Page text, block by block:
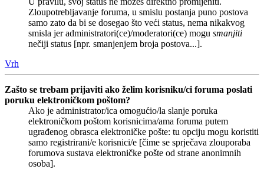
Zloupotrebljavanje foruma, u smislu postanja puno postova
samo zato da bi se dosegao što veći status, nema nikakvog
smisla jer administratori(ce)/moderatori(ce) mogu smanjiti
nečiji status [npr. smanjenjem broja postova...].
Vrh
Zašto se trebam prijaviti ako želim korisniku/ci foruma poslati
poruku elektroničkom poštom?
Ako je administrator/ica omogućio/la slanje poruka
elektroničkom poštom korisnicima/ama foruma putem
ugrađenog obrasca elektroničke pošte: tu opciju mogu koristiti
samo registrirani/e korisnici/e [čime se sprječava zlouporaba
forumova sustava elektroničke pošte od strane anonimnih
osoba].